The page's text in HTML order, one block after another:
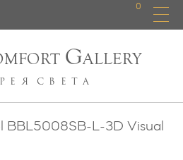
0
GALLERY
СВЕТА
BBL5008SB-L-3D Visual